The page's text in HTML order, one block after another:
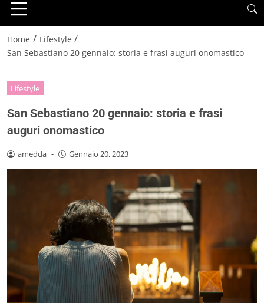
Home / Lifestyle /
San Sebastiano 20 gennaio: storia e frasi auguri onomastico
Lifestyle
San Sebastiano 20 gennaio: storia e frasi
auguri onomastico
amedda - Gennaio 20, 2023